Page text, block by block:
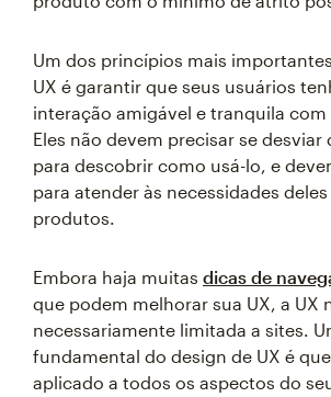
Um dos princípios mais
UX é garantir que seus usuários
interação amigável e tranquila
Eles não devem precisar se
para descobrir como usá-lo, e
para atender às necessidades
produtos.
Embora haja muitas dicas de
que podem melhorar sua UX, a UX
necessariamente limitada a sites.
fundamental do design de UX é
aplicado a todos os aspectos do